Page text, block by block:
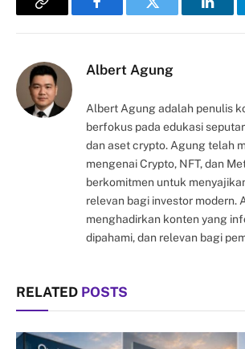
Copy
FacebookTwitter
Albert Agung
Albert Agung adalah penulis
berfokus pada edukasi
dan aset crypto. Agung telah
mengenai Crypto, NFT, dan
berkomitmen untuk
relevan bagi investor modern.
menghadirkan konten yang
dipahami, dan relevan bagi
RELATED POSTS